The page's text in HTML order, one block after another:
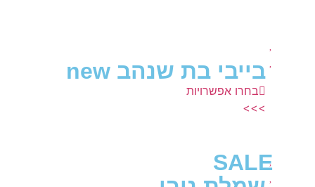
בייבי בת שנהב new
בחרו אפשרויות
>>>
SALE